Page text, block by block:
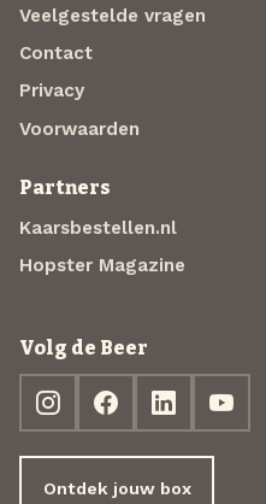
Veelgestelde vragen
Contact
Privacy
Voorwaarden
Partners
Kaarsbestellen.nl
Hopster Magazine
Volg de Beer
Ontdek jouw box